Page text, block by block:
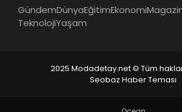
GündemDünyaEğitimEkonomi
TeknolojiYaşam
2025 Modadetay.net © Tüm
Seobaz Haber Teması